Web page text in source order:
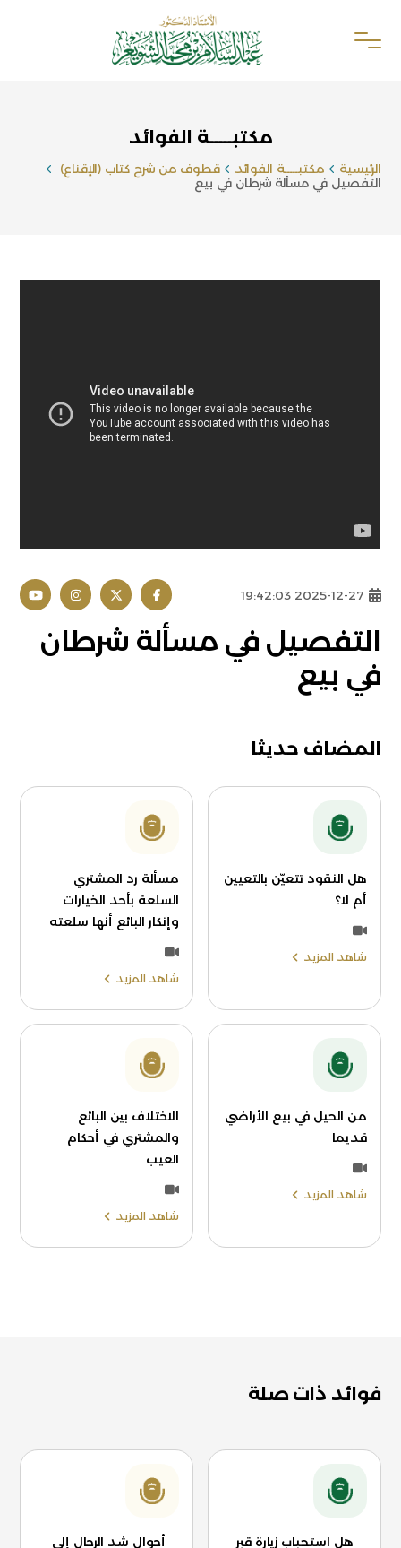
مكتبـــــة الفوائد
الرئيسية مكتبـــــة الفوائد
قطوف من شرح كتاب (الإقناع)
التفصيل في مسألة شرطان في بيع
2025-12-27 19:42:03
التفصيل في مسألة شرطان
في بيع
المضاف حديثا
هل النقود تتعيّن بالتعيين
أم لا؟
شاهد المزيد
مسألة رد المشتري
السلعة بأحد الخيارات
وإنكار البائع أنها سلعته
شاهد المزيد
من الحيل في بيع الأراضي
قديما
شاهد المزيد
الاختلاف بين البائع
والمشتري في أحكام
العيب
شاهد المزيد
فوائد ذات صلة
هل استحباب زيارة قبر
أحوال شد الرحال إلى